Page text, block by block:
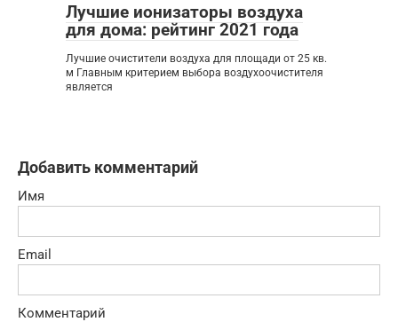
Лучшие ионизаторы воздуха
для дома: рейтинг 2021 года
Лучшие очистители воздуха для площади от 25 кв.
м Главным критерием выбора воздухоочистителя
является
Добавить комментарий
Имя
Email
Комментарий